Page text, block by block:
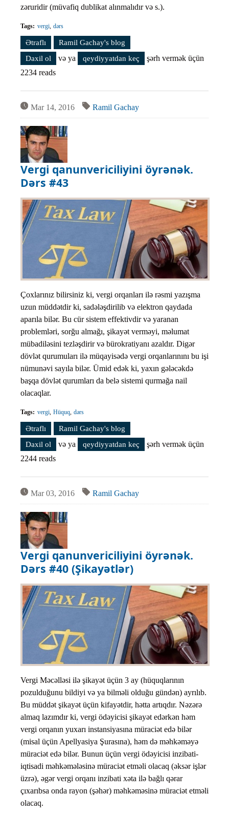
zəruridir (müvafiq dublikat alınmalıdır və s.).
Tags: vergi dərs
Ətraflı Vergi qanunvericiliyini öyrənək. Dərs #45 (Banklar və
vergi orqanları) haqqında
Ramil Gachay's blog
Daxil ol
və ya qeydiyyatdan keç
şərh vermək üçün
2234 reads
Mar 14, 2016 Ramil Gachay
Vergi qanunvericiliyini öyrənək.
Dərs #43
Çoxlarınız bilirsiniz ki, vergi orqanları ilə rəsmi yazışma
uzun müddətdir ki, sadələşdirilib və elektron qaydada
aparıla bilər. Bu cür sistem effektivdir və yaranan
problemləri, sorğu almağı, şikayət verməyi, məlumat
mübadiləsini tezləşdirir və bürokratiyanı azaldır. Digər
dövlət qurumuları ilə müqayisədə vergi orqanlarınını bu işi
nümunəvi sayıla bilər. Ümid edək ki, yaxın gələcəkdə
başqa dövlət qurumları da belə sistemi qurmağa nail
olacaqlar.
Tags: vergi Hüquq dərs
Ətraflı Vergi qanunvericiliyini öyrənək. Dərs #43 haqqında
Ramil Gachay's blog
Daxil ol
və ya qeydiyyatdan keç
şərh vermək üçün
2244 reads
Mar 03, 2016 Ramil Gachay
Vergi qanunvericiliyini öyrənək.
Dərs #40 (Şikayətlər)
Vergi Məcəlləsi ilə şikayət üçün 3 ay (hüquqlarının
pozulduğunu bildiyi və ya bilməli olduğu gündən) ayrılıb.
Bu müddət şikayət üçün kifayətdir, hətta artıqdır. Nəzərə
almaq lazımdır ki, vergi ödəyicisi şikayət edərkən həm
vergi orqanın yuxarı instansiyasına müraciət edə bilər
(misal üçün Apellyasiya Şurasına), həm də məhkəməyə
müraciət edə bilər. Bunun üçün vergi ödəyicisi inzibati-
iqtisadi məhkəmələsinə müraciət etməli olacaq (əksər işlər
üzrə), əgər vergi orqanı inzibati xəta ilə bağlı qərar
çıxarıbsa onda rayon (şəhər) məhkəməsinə müraciət etməli
olacaq.